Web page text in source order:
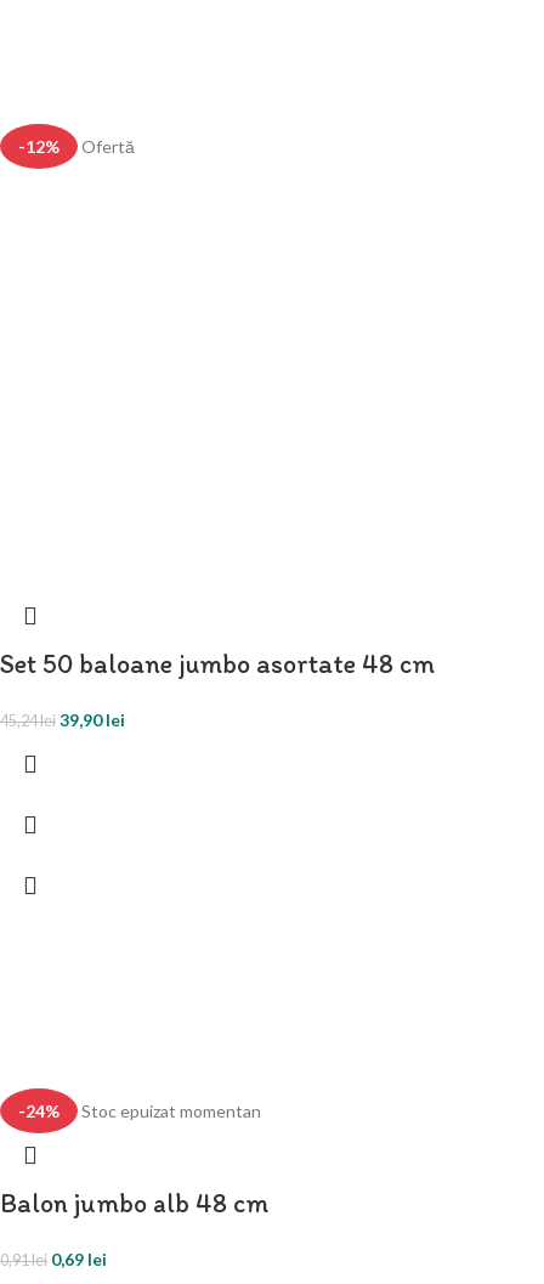
-12% Ofertă
Set 50 baloane jumbo asortate 48 cm
45,24lei 39,90lei
-24% Stoc epuizat momentan
Balon jumbo alb 48 cm
0,91lei 0,69 lei